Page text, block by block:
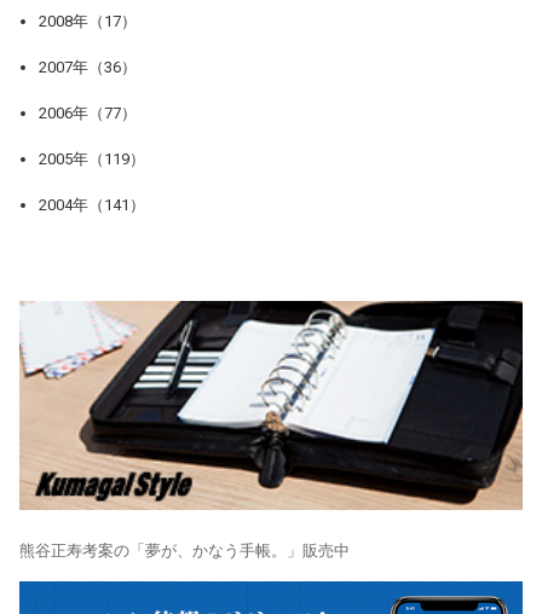
2008年（17）
2007年（36）
2006年（77）
2005年（119）
2004年（141）
熊谷正寿考案の「夢が、かなう手帳。」販売中